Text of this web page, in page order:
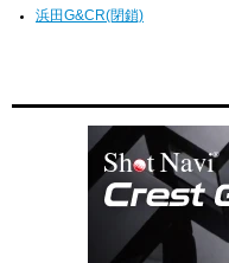
浜田G&CR(閉鎖)